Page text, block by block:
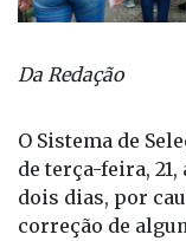
Da Redação
O Sistema de
de terça-feira,
dois dias, por
correção de